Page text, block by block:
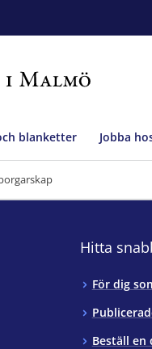
blanketter Jobba
Hitta
För dig
Beställ en